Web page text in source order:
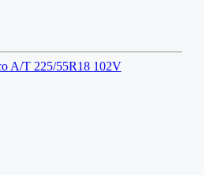
A/T 225/55R18 102V